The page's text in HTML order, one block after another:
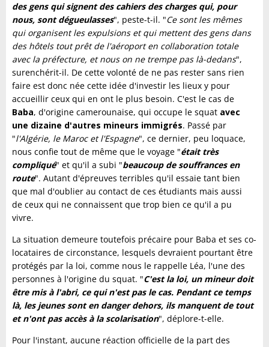
des gens qui signent des cahiers des charges qui, pour
nous, sont dégueulasses", peste-t-il. "Ce sont les mêmes
qui organisent les expulsions et qui mettent des gens dans
des hôtels tout prêt de l'aéroport en collaboration totale
avec la préfecture, et nous on ne trempe pas là-dedans",
surenchérit-il. De cette volonté de ne pas rester sans rien
faire est donc née cette idée d'investir les lieux y pour
accueillir ceux qui en ont le plus besoin. C'est le cas de
Baba, d'origine camerounaise, qui occupe le squat avec
une dizaine d'autres mineurs immigrés. Passé par
"l'Algérie, le Maroc et l'Espagne", ce dernier, peu loquace,
nous confie tout de même que le voyage "était très
compliqué" et qu'il a subi "beaucoup de souffrances en
route". Autant d'épreuves terribles qu'il essaie tant bien
que mal d'oublier au contact de ces étudiants mais aussi
de ceux qui ne connaissent que trop bien ce qu'il a pu
vivre.
La situation demeure toutefois précaire pour Baba et ses co-
locataires de circonstance, lesquels devraient pourtant être
protégés par la loi, comme nous le rappelle Léa, l'une des
personnes à l'origine du squat. "C'est la loi, un mineur doit
être mis à l'abri, ce qui n'est pas le cas. Pendant ce temps
là, les jeunes sont en danger dehors, ils manquent de tout
et n'ont pas accès à la scolarisation", déplore-t-elle.
Pour l'instant, aucune réaction officielle de la part des